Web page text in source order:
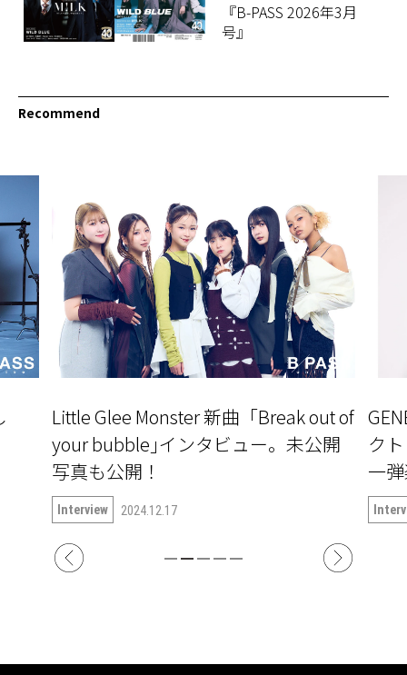
『B-PASS 2026年3月
号』
Recommend
Little Glee Monster 新曲「Break out of
your bubble｣インタビュー。未公開
写真も公開！
Interview 2024.12.17
ク
一
語る